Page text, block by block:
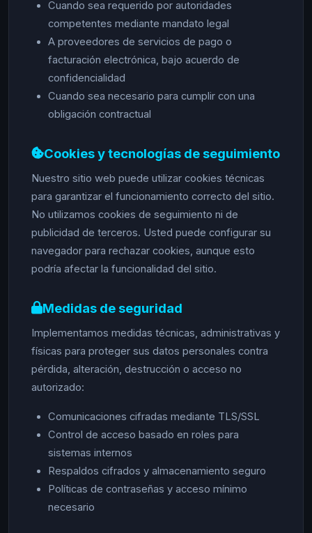
Cuando sea requerido por autoridades
competentes mediante mandato legal
A proveedores de servicios de pago o
facturación electrónica, bajo acuerdo de
confidencialidad
Cuando sea necesario para cumplir con una
obligación contractual
Cookies y tecnologías de seguimiento
Nuestro sitio web puede utilizar cookies técnicas
para garantizar el funcionamiento correcto del sitio.
No utilizamos cookies de seguimiento ni de
publicidad de terceros. Usted puede configurar su
navegador para rechazar cookies, aunque esto
podría afectar la funcionalidad del sitio.
Medidas de seguridad
Implementamos medidas técnicas, administrativas y
físicas para proteger sus datos personales contra
pérdida, alteración, destrucción o acceso no
autorizado:
Comunicaciones cifradas mediante TLS/SSL
Control de acceso basado en roles para
sistemas internos
Respaldos cifrados y almacenamiento seguro
Políticas de contraseñas y acceso mínimo
necesario